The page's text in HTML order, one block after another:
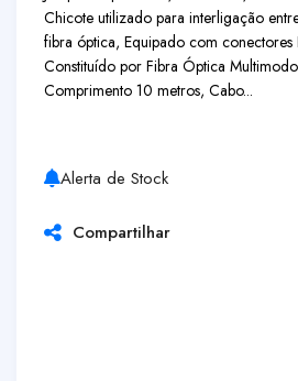
Chicote utilizado para interligação
fibra óptica, Equipado com
Constituído por Fibra Óptica
Comprimento 10 metros, Cabo...
Alerta de Stock
Compartilhar